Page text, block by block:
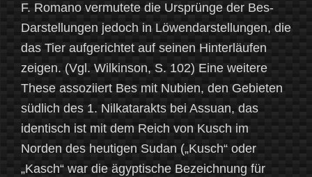
F. Romano vermutete die Ursprünge der Bes-
Darstellungen jedoch in Löwendarstellungen, die
das Tier aufgerichtet auf seinen Hinterläufen
zeigen. (Vgl. Wilkinson, S. 102) Eine weitere
These assoziiert Bes mit Nubien, den Gebieten
südlich des 1. Nilkatarakts bei Assuan, das
identisch ist mit dem Reich von Kusch im
Norden des heutigen Sudan („Kusch“ oder
„Kasch“ war die ägyptische Bezeichnung für